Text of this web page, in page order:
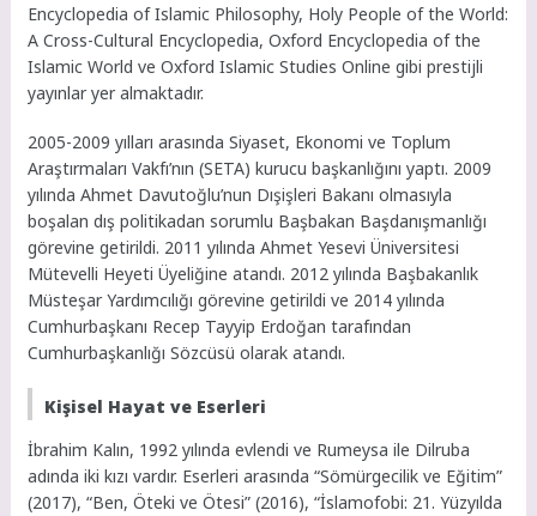
Encyclopedia of Islamic Philosophy, Holy People of the World:
A Cross-Cultural Encyclopedia, Oxford Encyclopedia of the
Islamic World ve Oxford Islamic Studies Online gibi prestijli
yayınlar yer almaktadır.
2005-2009 yılları arasında Siyaset, Ekonomi ve Toplum
Araştırmaları Vakfı’nın (SETA) kurucu başkanlığını yaptı. 2009
yılında Ahmet Davutoğlu’nun Dışişleri Bakanı olmasıyla
boşalan dış politikadan sorumlu Başbakan Başdanışmanlığı
görevine getirildi. 2011 yılında Ahmet Yesevi Üniversitesi
Mütevelli Heyeti Üyeliğine atandı. 2012 yılında Başbakanlık
Müsteşar Yardımcılığı görevine getirildi ve 2014 yılında
Cumhurbaşkanı Recep Tayyip Erdoğan tarafından
Cumhurbaşkanlığı Sözcüsü olarak atandı.
Kişisel Hayat ve Eserleri
İbrahim Kalın, 1992 yılında evlendi ve Rumeysa ile Dilruba
adında iki kızı vardır. Eserleri arasında “Sömürgecilik ve Eğitim”
(2017), “Ben, Öteki ve Ötesi” (2016), “İslamofobi: 21. Yüzyılda